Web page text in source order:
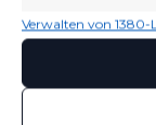
Verwalten von 1380-